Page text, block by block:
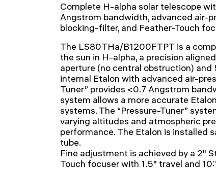
Complete H-alpha solar telescope
Angstrom bandwidth, advanced air-
blocking-filter, and Feather-Touch
The LS80THa/B1200FTPT is a
the sun in H-alpha, a precision
aperture (no central obstruction)
internal Etalon with advanced air-
Tuner” provides <0.7 Angstrom
system allows a more accurate
systems. The “Pressure-Tuner”
varying altitudes and atmospheric
performance. The Etalon is installed
tube.
Fine adjustment is achieved by a 2"
Touch focuser with 1.5" travel and